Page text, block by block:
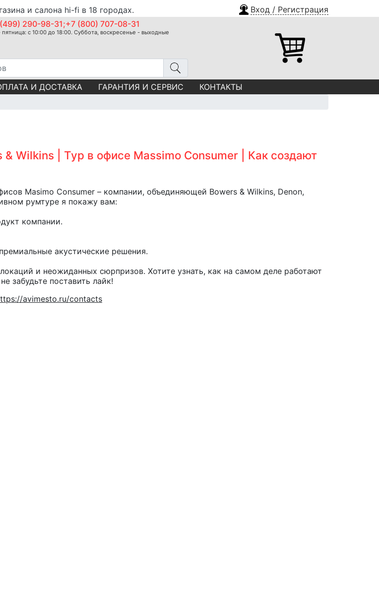
и салона hi-fi в 18 городах. Вход / Регистрация
290-98-31;+7 (800) 707-08-31
пятница: с 10:00 до 18:00. Суббота, воскресенье - выходные
И ДОСТАВКА ГАРАНТИЯ И СЕРВИС КОНТАКТЫ
Wilkins | Тур в офисе Massimo Consumer | Как создают
Masimo Consumer – компании, объединяющей Bowers & Wilkins, Denon,
румтуре я покажу вам:
компании.
акустические решения.
и неожиданных сюрпризов. Хотите узнать, как на самом деле работают
забудьте поставить лайк!
avimesto.ru/contacts